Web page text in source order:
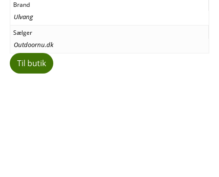
Brand
Ulvang
Sælger
Outdoornu.dk
Til butik